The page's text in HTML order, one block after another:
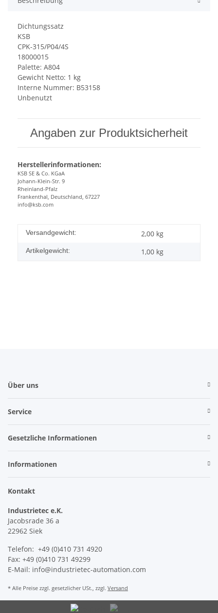
Dichtungssatz
KSB
CPK-315/P04/4S
18000015
Palette: A804
Gewicht Netto: 1 kg
Interne Nummer: B53158
Unbenutzt
Angaben zur Produktsicherheit
Herstellerinformationen:
KSB SE & Co. KGaA
Johann-Klein-Str. 9
Rheinland-Pfalz
Frankenthal, Deutschland, 67227
info@ksb.com
Versandgewicht: 2,00 kg
Artikelgewicht: 1,00 kg
Über uns
Service
Gesetzliche Informationen
Informationen
Kontakt
Industrietec e.K.
Jacobsrade 36 a
22962 Siek
Telefon: +49 (0)410 731 4920
Fax: +49 (0)410 731 49299
E-Mail: info@industrietec-automation.com
* Alle Preise zzgl. gesetzlicher USt., zzgl. Versand